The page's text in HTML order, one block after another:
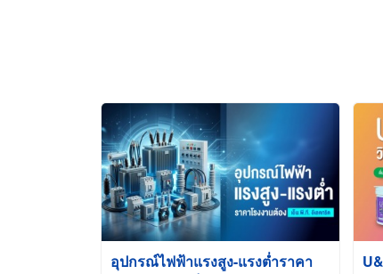
อุปกรณ์ไฟฟ้าแรงสูง-แรงต่ำราคา